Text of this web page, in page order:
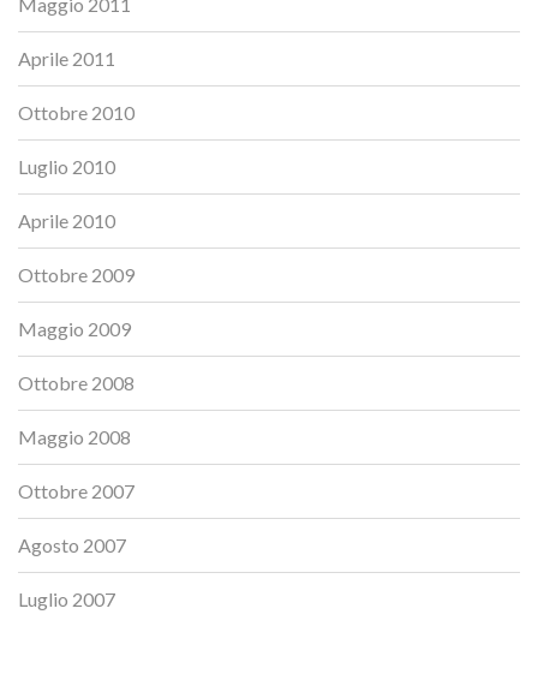
Aprile 2011
Ottobre 2010
Luglio 2010
Aprile 2010
Ottobre 2009
Maggio 2009
Ottobre 2008
Maggio 2008
Ottobre 2007
Agosto 2007
Luglio 2007